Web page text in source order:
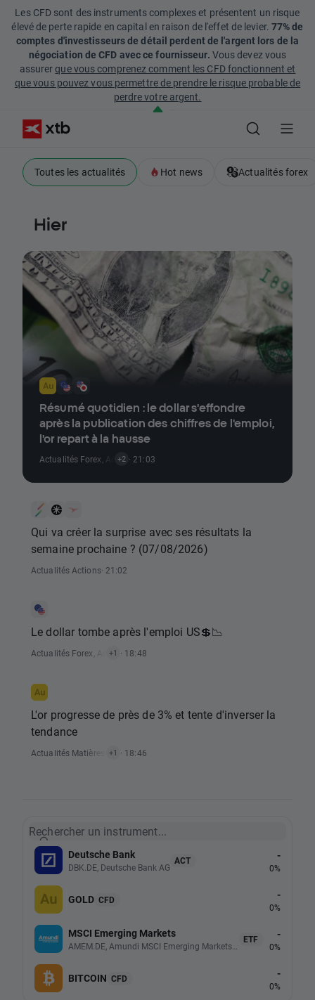
Les CFD sont des instruments complexes et présentent un risque
élevé de perte rapide en capital en raison de l'effet de levier. 77% de
comptes d'investisseurs de détail perdent de l'argent lors de la
négociation de CFD avec ce fournisseur. Vous devez vous
assurerque vous comprenez comment les CFD fonctionnent et
que vous pouvez vous permettre de prendre le risque probable de
perdre votre argent.
Toutes les actualités Hot news Actualités forex
Hier
Résumé quotidien : le dollar s'effondre
après la publication des chiffres de l'emploi,
l'or repart à la hausse
Actualités Forex Actualités Matières Premières
+2 · 21:03
Qui va créer la surprise avec ses résultats la
semaine prochaine ? (07/08/2026)
Actualités Actions· 21:02
Le dollar tombe après l'emploi US💲📉
Actualités Forex Actualités Alerte Marché
+1 · 18:48
L'or progresse de près de 3% et tente d'inverser la
tendance
Actualités Matières Premières
+1 · 18:46
Rechercher un instrument...
Deutsche Bank
DBK.DE, Deutsche Bank AG
ACT -
0%
GOLD CFD -
0%
MSCI Emerging Markets ETF -
0%
BITCOIN CFD -
0%